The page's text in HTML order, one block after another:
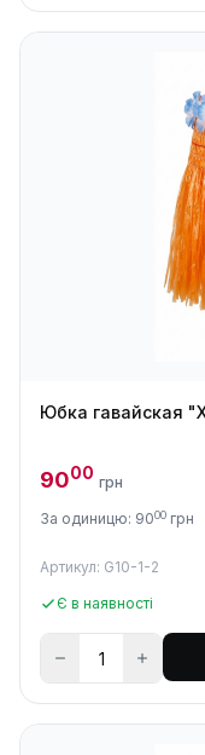
Юбка гавайская
9000 грн
За одиницю: 9000 грн
Артикул: G10-1-2
Є в наявності